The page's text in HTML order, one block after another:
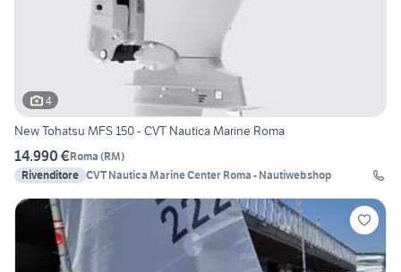
4
New Tohatsu MFS 150 - CVT Nautica Marine Roma
14.990 €Roma (RM)
Rivenditore CVT Nautica Marine Center Roma - Nautiwebshop